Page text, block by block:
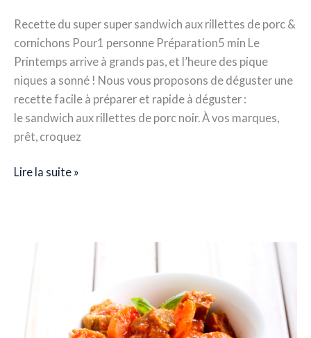
Recette du super super sandwich aux rillettes de porc &
cornichons Pour1 personne Préparation5 min Le
Printemps arrive à grands pas, et l’heure des pique
niques a sonné ! Nous vous proposons de déguster une
recette facile à préparer et rapide à déguster :
le sandwich aux rillettes de porc noir. À vos marques,
prêt, croquez
Lire la suite »